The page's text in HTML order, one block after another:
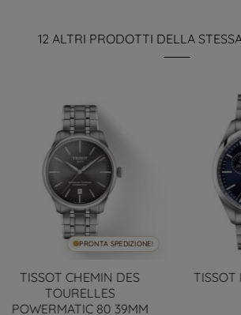
12 ALTRI PRODOTTI DELLA
PRONTA SPEDIZIONE!
TISSOT PR 100 40 MM